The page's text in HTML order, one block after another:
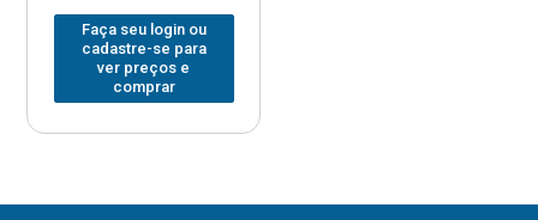
Faça seu login ou
cadastre-se para
ver preços e
comprar